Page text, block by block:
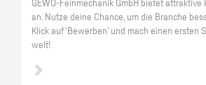
GE­WO-Fein­me­cha­nik GmbH bie­tet at­trak­ti­ve
an. Nutze deine Chan­ce, um die Bran­che
Klick auf 'Be­wer­ben' und mach einen ers­ten
welt!